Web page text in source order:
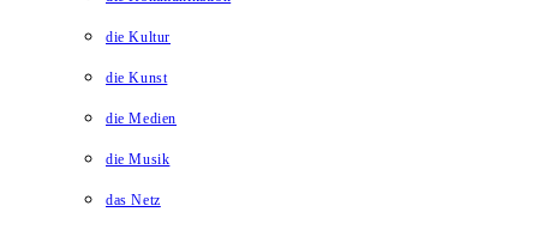
die Kultur
die Kunst
die Medien
die Musik
das Netz